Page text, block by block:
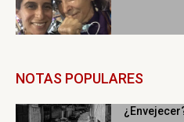
NOTAS POPULARES